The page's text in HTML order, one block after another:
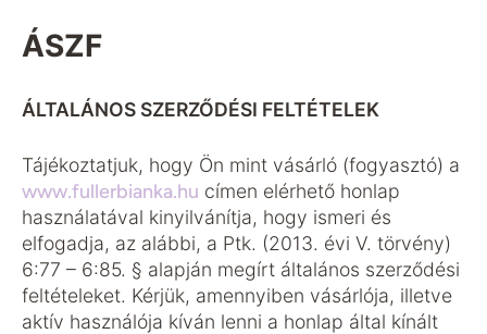
ÁSZF
ÁLTALÁNOS SZERZŐDÉSI FELTÉTELEK
Tájékoztatjuk, hogy Ön mint vásárló (fogyasztó) a
www.fullerbianka.hu címen elérhető honlap
használatával kinyilvánítja, hogy ismeri és
elfogadja, az alábbi, a Ptk. (2013. évi V. törvény)
6:77 – 6:85. § alapján megírt általános szerződési
feltételeket. Kérjük, amennyiben vásárlója, illetve
aktív használója kíván lenni a honlap által kínált